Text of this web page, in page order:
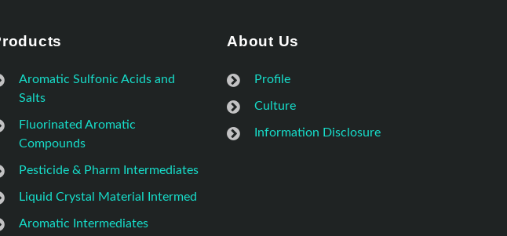
Aromatic Sulfonic Acids and
Salts
Fluorinated Aromatic
Compounds
Pesticide & Pharm Intermediates
Liquid Crystal Material Intermed
Aromatic Intermediates
About Us
Profile
Culture
Information Disclosure